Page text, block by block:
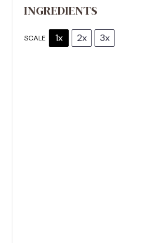
INGREDIENTS
SCALE 1x 2x 3x